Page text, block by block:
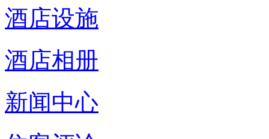
酒店设施
酒店相册
新闻中心